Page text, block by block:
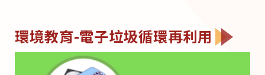
環境教育-電子垃圾循環再利用